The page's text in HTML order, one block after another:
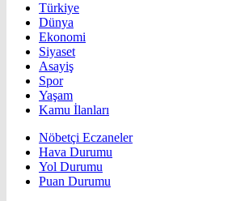
Türkiye
Dünya
Ekonomi
Siyaset
Asayiş
Spor
Yaşam
Kamu İlanları
Nöbetçi Eczaneler
Hava Durumu
Yol Durumu
Puan Durumu